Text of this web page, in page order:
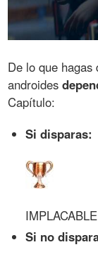
De lo que hagas
androides
Capítulo:
Si disparas:
Si no